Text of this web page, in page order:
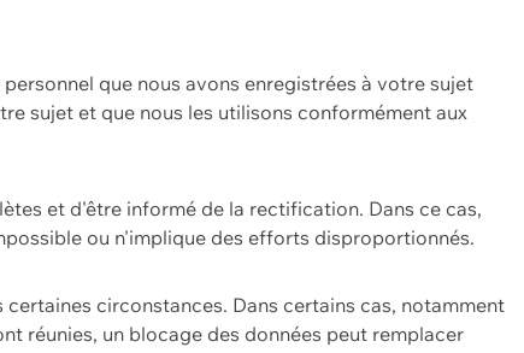
que nous avons enregistrées à votre sujet
sujet et que nous les utilisons conformément aux
et d'être informé de la rectification. Dans ce cas,
ou n'implique des efforts disproportionnés.
circonstances. Dans certains cas, notamment
réunies, un blocage des données peut remplacer